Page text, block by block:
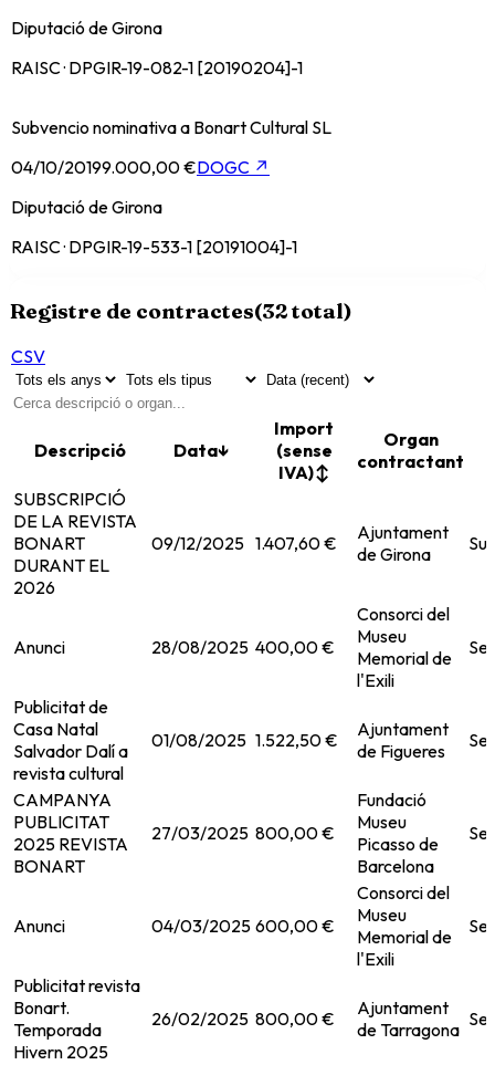
Diputació de Girona
RAISC · DPGIR-19-082-1 [20190204]-1
Subvencio nominativa a Bonart Cultural SL
04/10/20199.000,00 €DOGC ↗
Diputació de Girona
RAISC · DPGIR-19-533-1 [20191004]-1
Registre de contractes(32total)
CSV
Descripció Data↓
Import
(sense
IVA)↕
Organ
contractant
SUBSCRIPCIÓ
DE LA REVISTA
BONART
DURANT EL
2026
09/12/2025 1.407,60 €
Ajuntament
de Girona
Anunci 28/08/2025 400,00 €
Consorci del
Museu
Memorial de
l'Exili
Publicitat de
Casa Natal
Salvador Dalí a
revista cultural
01/08/2025 1.522,50 €
Ajuntament
de Figueres
CAMPANYA
PUBLICITAT
2025 REVISTA
BONART
27/03/2025 800,00 €
Fundació
Museu
Picasso de
Barcelona
Anunci 04/03/2025 600,00 €
Consorci del
Museu
Memorial de
l'Exili
Publicitat revista
Bonart.
Temporada
Hivern 2025
26/02/2025 800,00 €
Ajuntament
de Tarragona